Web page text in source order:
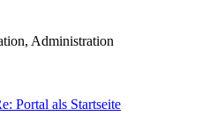
Administration
Portal als Startseite